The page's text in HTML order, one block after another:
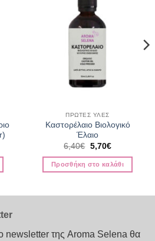
ΠΡΩΤΕΣ ΥΛΕΣ
Καστορέλαιο Βιολογικό
Έλαιο
6,40€ Original
6,40€.
5,70€Η
τιμή
είναι:
Προσθήκη στο καλάθι
newsletter της Aroma Selena θα